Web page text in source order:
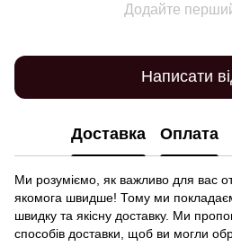
Додайте
Написати
Доставка Оплата
Ми розуміємо, як важливо для вас
якомога швидше! Тому ми
швидку та якісну доставку. Ми
способів доставки, щоб ви могли